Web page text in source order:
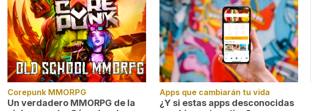
Corepunk MMORPG
Un verdadero MMORPG de la
Apps que cambiarán tu vida
¿Y si estas apps desconocidas